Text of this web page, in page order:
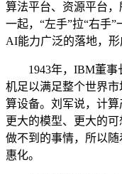
算法平台、资源平台
一起，“左手”拉“右手
AI能力广泛的落地，形
1943年，IBM董事长
机足以满足整个世界
算设备。刘军说，计算
更大的模型、更大的
做不到的事情，所以
惠化。